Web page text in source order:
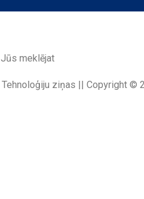
meklējat
Tehnoloģiju ziņas || Copyright ©